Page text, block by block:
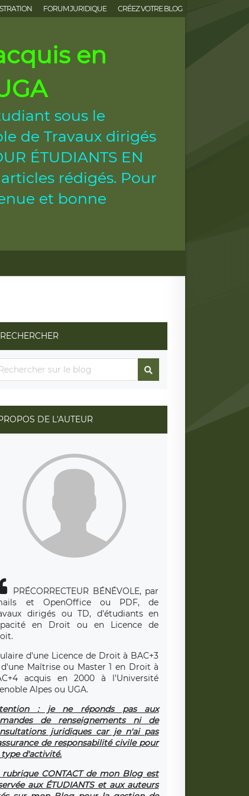
FORUM JURIDIQUE CRÉEZ VOTRE BLOG
en
sous le
de Travaux dirigés
ÉTUDIANTS EN
articles rédigés. Pour
et bonne
RECHERCHER
DE L'AUTEUR
PRÉCORRECTEUR BÉNÉVOLE, par
et OpenOffice ou PDF, de
dirigés ou TD, d'étudiants en
en Droit ou en Licence de
d'une Licence de Droit à BAC+3
Maîtrise ou Master 1 en Droit à
acquis en 2000 à l'Université
Alpes ou UGA.
: je ne réponds pas aux
de renseignements ni de
juridiques car je n'ai pas
de responsabilité civile pour
type d'activité.
rubrique CONTACT de mon Blog est
aux ÉTUDIANTS et aux auteurs